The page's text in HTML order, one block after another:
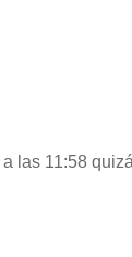
las 11:58